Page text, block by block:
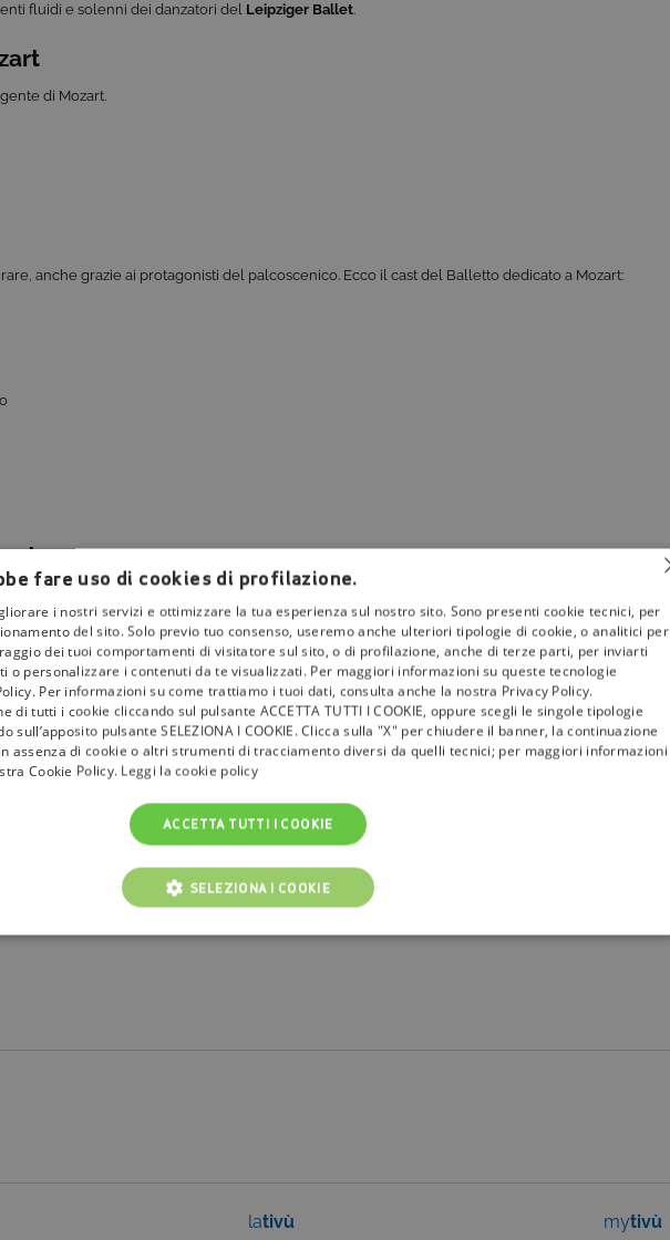
fluidi e solenni dei danzatori del Leipziger Ballet.
di Mozart.
anche grazie ai protagonisti del palcoscenico. Ecco il cast del Balletto dedicato a Mozart:
20:30 sul canale Mezzo , visibile su
in una serata dedicata al genio di Salisburgo.
italiana: i migliori programmi di musica, le miglioriserie tv, i miglioriprogrammi di
audio e video in 4K e HD.
lativù
mytivù
fare uso di cookies di profilazione.
i nostri servizi e ottimizzare la tua esperienza sul nostro sito. Sono presenti cookie tecnici, per
del sito. Solo previo tuo consenso, useremo anche ulteriori tipologie di cookie, o analitici per
dei tuoi comportamenti di visitatore sul sito, o di profilazione, anche di terze parti, per inviarti
o personalizzare i contenuti da te visualizzati. Per maggiori informazioni su queste tecnologie
Per informazioni su come trattiamo i tuoi dati, consulta anche la nostra Privacy Policy.
di tutti i cookie cliccando sul pulsante ACCETTA TUTTI I COOKIE, oppure scegli le singole tipologie
sull’apposito pulsante SELEZIONA I COOKIE. Clicca sulla "X" per chiudere il banner, la continuazione
assenza di cookie o altri strumenti di tracciamento diversi da quelli tecnici; per maggiori informazioni
Cookie Policy. Leggi la cookie policy
ACCETTA TUTTI I COOKIE
SELEZIONA I COOKIE
COOKIE ANALITICI COOKIE DI PROFILAZIONE FUNZIONALITÀ
per il corretto funzionamento del nostro sito e non possono essere disattivati. Vengono impostati solo in